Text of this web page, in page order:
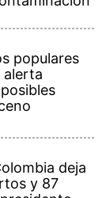
alerta
y 87